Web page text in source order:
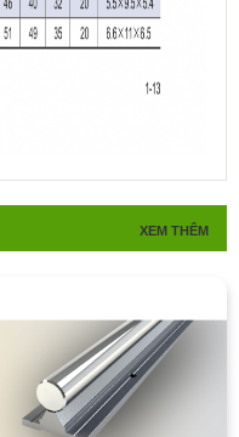
XEM THÊM